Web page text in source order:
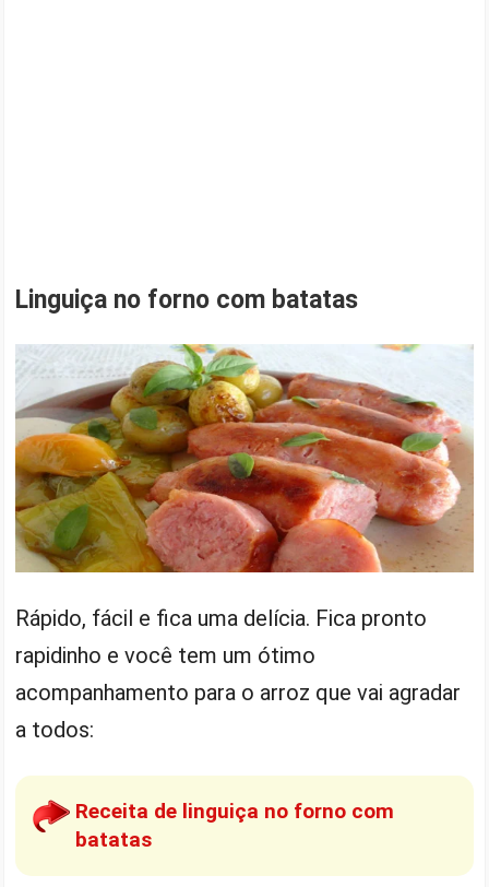
Linguiça no forno com batatas
Rápido, fácil e fica uma delícia. Fica pronto
rapidinho e você tem um ótimo
acompanhamento para o arroz que vai agradar
a todos:
Receita de linguiça no forno com
batatas